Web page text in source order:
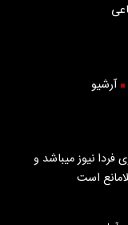
آرشیو
نیوز میباشد و
است